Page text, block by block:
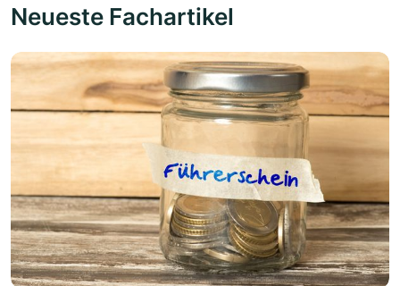
Neueste Fachartikel